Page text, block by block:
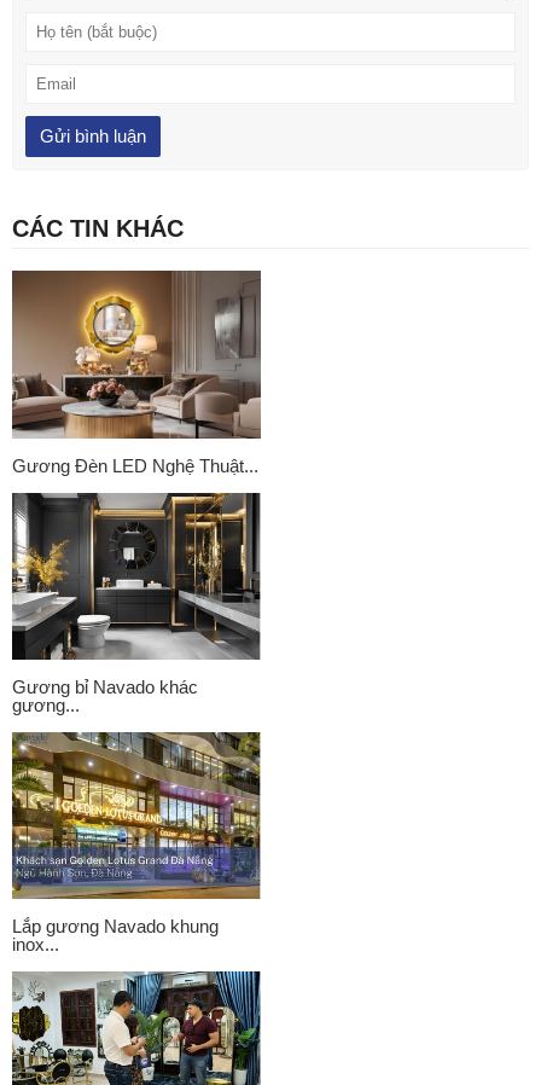
CÁC TIN KHÁC
Gương Đèn LED Nghệ Thuật...
Gương bỉ Navado khác
gương...
Lắp gương Navado khung
inox...